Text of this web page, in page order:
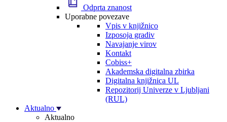
Odprta znanost
Uporabne povezave
Vpis v knjižnico
Izposoja gradiv
Navajanje virov
Kontakt
Cobiss+
Akademska digitalna zbirka
Digitalna knjižnica UL
Repozitorij Univerze v Ljubljani
(RUL)
Aktualno
Aktualno